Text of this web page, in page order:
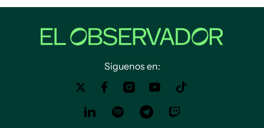
Siguenos en: